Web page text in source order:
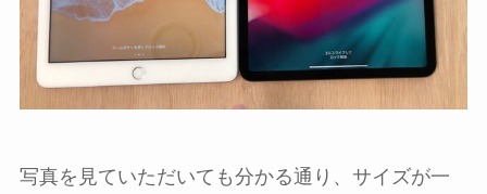
写真を見ていただいても分かる通り、サイズが一